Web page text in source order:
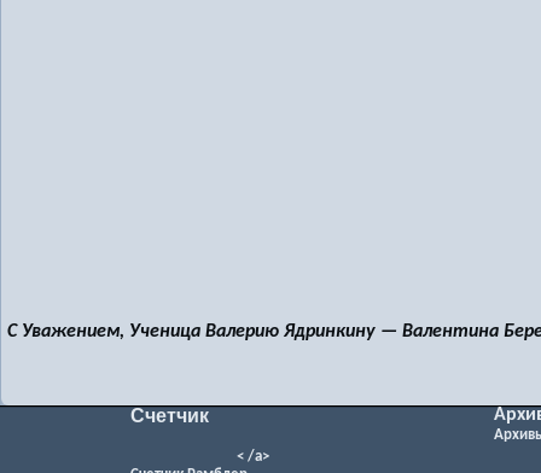
С Уважением, Ученица Валерию Ядринкину — Валентина
Счетчик
< /a>